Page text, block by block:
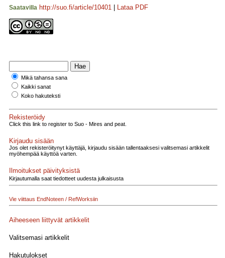
Saatavilla http://suo.fi/article/10401 Lataa PDF
Mikä tahansa sana
Kaikki sanat
Koko hakuteksti
Rekisteröidy
Click this link to register to Suo - Mires and peat.
Kirjaudu sisään
Jos olet rekisteröitynyt käyttäjä, kirjaudu sisään tallentaaksesi valitsemasi artikkelit
myöhempää käyttöä varten.
Ilmoitukset päivityksistä
Kirjautumalla saat tiedotteet uudesta julkaisusta
Vie viittaus EndNoteen / RefWorksiin
Aiheeseen liittyvät artikkelit
Valitsemasi artikkelit
Hakutulokset